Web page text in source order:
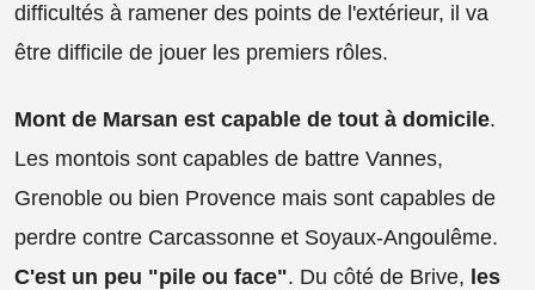
difficultés à ramener des points de l'extérieur, il va
être difficile de jouer les premiers rôles.
Mont de Marsan est capable de tout à domicile.
Les montois sont capables de battre Vannes,
Grenoble ou bien Provence mais sont capables de
perdre contre Carcassonne et Soyaux-Angoulême.
C'est un peu "pile ou face". Du côté de Brive, les